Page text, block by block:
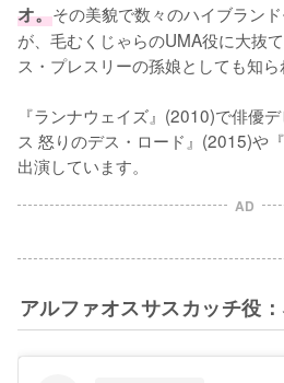
オ。その美貌で数々のハイブラン
が、毛むくじゃらのUMA役に大抜
ス・プレスリーの孫娘としても知ら
『ランナウェイズ』(2010)で俳優
ス 怒りのデス・ロード』(2015)や
出演しています。
AD
アルファオスサスカッチ役